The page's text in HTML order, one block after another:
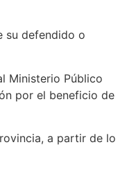
su defendido o
Ministerio Público
por el beneficio de
a partir de lo